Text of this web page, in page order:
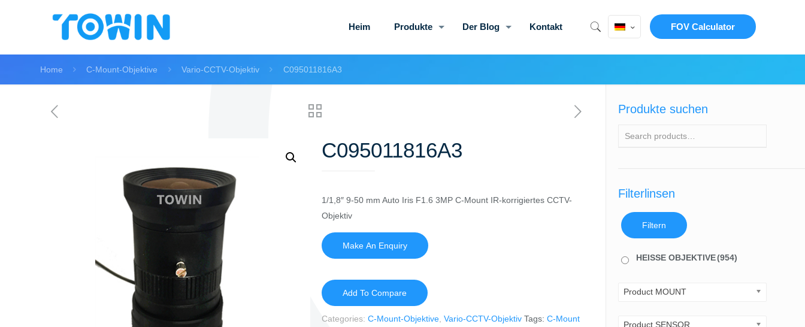
Heim Produkte Der Blog Kontakt FOV Calculator
Home C-Mount-Objektive Vario-CCTV-Objektiv C095011816A3
C095011816A3
1/1,8″ 9-50 mm Auto Iris F1.6 3MP C-Mount IR-korrigiertes CCTV-
Objektiv
Add To Compare
Categories: C-Mount-Objektive, Vario-CCTV-Objektiv Tags: C-Mount
Produkte suchen
Filterlinsen
Filtern
HEISSE OBJEKTIVE(954)
Product MOUNT
Product SENSOR